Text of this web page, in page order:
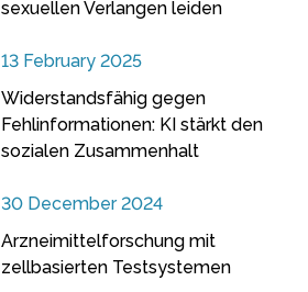
sexuellen Verlangen leiden
13 February 2025
Widerstandsfähig gegen
Fehlinformationen: KI stärkt den
sozialen Zusammenhalt
30 December 2024
Arzneimittelforschung mit
zellbasierten Testsystemen